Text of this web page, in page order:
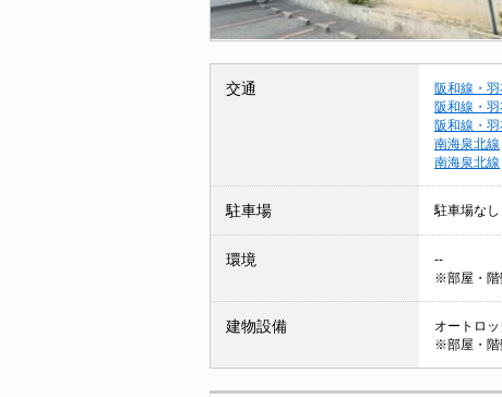
交通 阪和線・羽
阪和線・羽
阪和線・羽
南海泉北線
南海泉北線
駐車場 駐車場なし
環境
--
※部屋・階
建物設備
オートロ
※部屋・階